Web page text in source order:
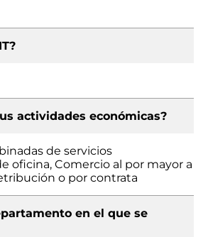
actividades económicas?
de servicios
oficina, Comercio al por mayor a
o por contrata
en el que se